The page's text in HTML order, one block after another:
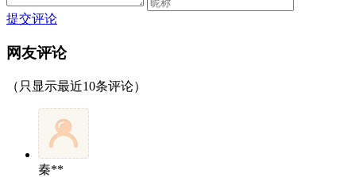
提交评论
网友评论
（只显示最近10条评论）
秦**